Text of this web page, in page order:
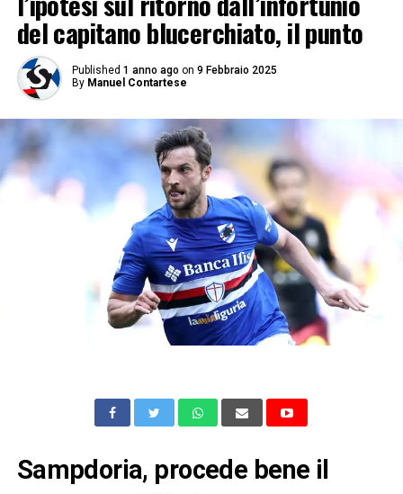
del capitano blucerchiato, il punto
Published 1 anno ago on 9 Febbraio 2025
By Manuel Contartese
Sampdoria, procede bene il